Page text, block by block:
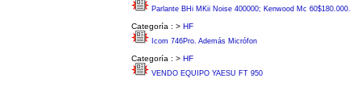
Parlante BHi MKii Noise 400000; Kenwood Mc 60$180.000.
Categoría : > HF
Icom 746Pro. Además Micrófon
Categoría : > HF
VENDO EQUIPO YAESU FT 950